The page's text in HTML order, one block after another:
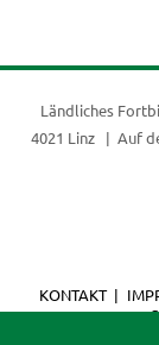
Ländliches
4021 Linz
Auf
KONTAKT